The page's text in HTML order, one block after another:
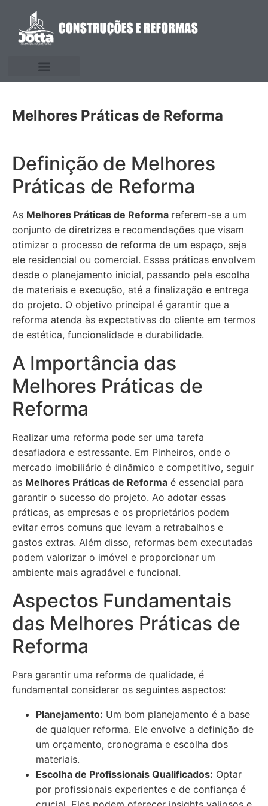
Melhores Práticas de Reforma
Definição de Melhores
Práticas de Reforma
As Melhores Práticas de Reforma referem-se a um
conjunto de diretrizes e recomendações que visam
otimizar o processo de reforma de um espaço, seja
ele residencial ou comercial. Essas práticas envolvem
desde o planejamento inicial, passando pela escolha
de materiais e execução, até a finalização e entrega
do projeto. O objetivo principal é garantir que a
reforma atenda às expectativas do cliente em termos
de estética, funcionalidade e durabilidade.
A Importância das
Melhores Práticas de
Reforma
Realizar uma reforma pode ser uma tarefa
desafiadora e estressante. Em Pinheiros, onde o
mercado imobiliário é dinâmico e competitivo, seguir
as Melhores Práticas de Reforma é essencial para
garantir o sucesso do projeto. Ao adotar essas
práticas, as empresas e os proprietários podem
evitar erros comuns que levam a retrabalhos e
gastos extras. Além disso, reformas bem executadas
podem valorizar o imóvel e proporcionar um
ambiente mais agradável e funcional.
Aspectos Fundamentais
das Melhores Práticas de
Reforma
Para garantir uma reforma de qualidade, é
fundamental considerar os seguintes aspectos:
Planejamento: Um bom planejamento é a base
de qualquer reforma. Ele envolve a definição de
um orçamento, cronograma e escolha dos
materiais.
Escolha de Profissionais Qualificados: Optar
por profissionais experientes e de confiança é